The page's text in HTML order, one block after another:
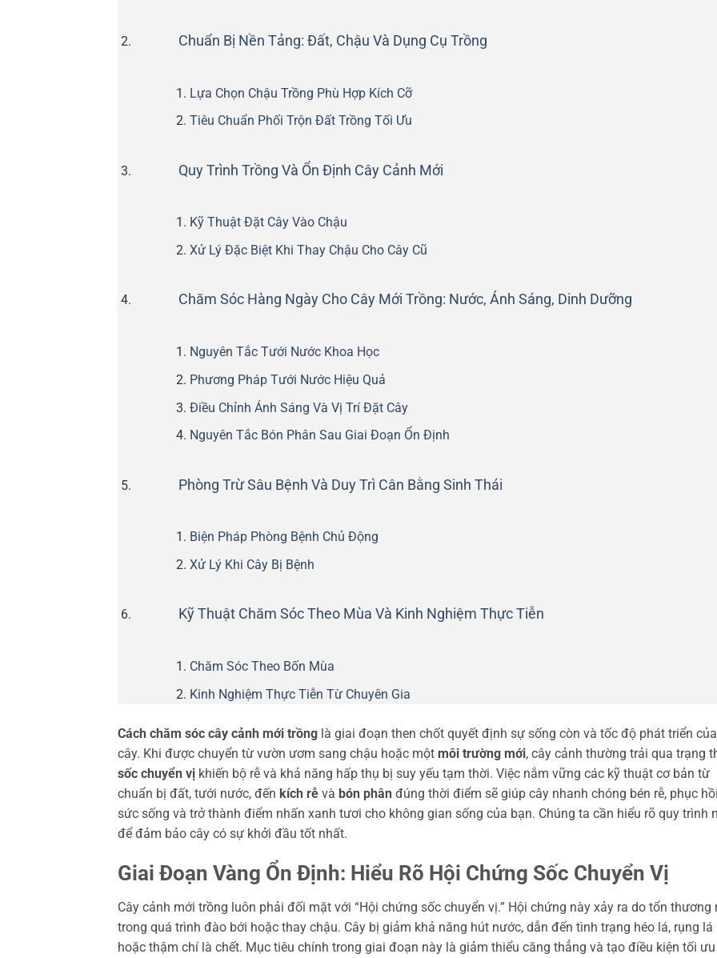
Chuẩn Bị Nền Tảng: Đất, Chậu Và Dụng Cụ Trồng
Lựa Chọn Chậu Trồng Phù Hợp Kích Cỡ
Tiêu Chuẩn Phối Trộn Đất Trồng Tối Ưu
Quy Trình Trồng Và Ổn Định Cây Cảnh Mới
Kỹ Thuật Đặt Cây Vào Chậu
Xử Lý Đặc Biệt Khi Thay Chậu Cho Cây Cũ
Chăm Sóc Hàng Ngày Cho Cây Mới Trồng: Nước, Ánh Sáng, Dinh Dưỡng
Nguyên Tắc Tưới Nước Khoa Học
Phương Pháp Tưới Nước Hiệu Quả
Điều Chỉnh Ánh Sáng Và Vị Trí Đặt Cây
Nguyên Tắc Bón Phân Sau Giai Đoạn Ổn Định
Phòng Trừ Sâu Bệnh Và Duy Trì Cân Bằng Sinh Thái
Biện Pháp Phòng Bệnh Chủ Động
Xử Lý Khi Cây Bị Bệnh
Kỹ Thuật Chăm Sóc Theo Mùa Và Kinh Nghiệm Thực Tiễn
Chăm Sóc Theo Bốn Mùa
Kinh Nghiệm Thực Tiễn Từ Chuyên Gia
Cách chăm sóc cây cảnh mới trồng là giai đoạn then chốt quyết định sự sống còn và tốc độ phát triển của
cây. Khi được chuyển từ vườn ươm sang chậu hoặc một môi trường mới, cây cảnh thường trải qua trạng
sốc chuyển vị khiến bộ rễ và khả năng hấp thụ bị suy yếu tạm thời. Việc nắm vững các kỹ thuật cơ bản từ
chuẩn bị đất, tưới nước, đến kích rễ và bón phân đúng thời điểm sẽ giúp cây nhanh chóng bén rễ, phục hồi
sức sống và trở thành điểm nhấn xanh tươi cho không gian sống của bạn. Chúng ta cần hiểu rõ quy trình
để đảm bảo cây có sự khởi đầu tốt nhất.
Giai Đoạn Vàng Ổn Định: Hiểu Rõ Hội Chứng Sốc Chuyển Vị
Cây cảnh mới trồng luôn phải đối mặt với “Hội chứng sốc chuyển vị.” Hội chứng này xảy ra do tổn thương
trong quá trình đào bới hoặc thay chậu. Cây bị giảm khả năng hút nước, dẫn đến tình trạng héo lá, rụng lá
hoặc thậm chí là chết. Mục tiêu chính trong giai đoạn này là giảm thiểu căng thẳng và tạo điều kiện tối